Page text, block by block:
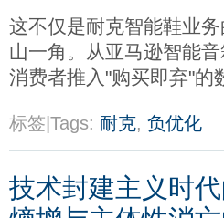
这不仅是耐克智能鞋业
山一角。从亚马逊智能
消费者推入"购买即弃"的
标签|Tags: 耐克, 负优化
技术封建主义时